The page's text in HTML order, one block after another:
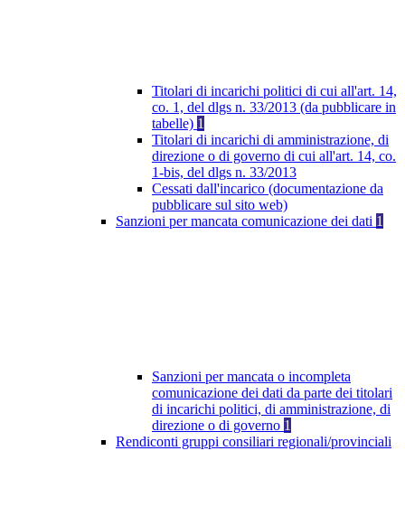
Titolari di incarichi politici di cui all'art. 14,
co. 1, del dlgs n. 33/2013 (da pubblicare in
tabelle) 1
Titolari di incarichi di amministrazione, di
direzione o di governo di cui all'art. 14, co.
1-bis, del dlgs n. 33/2013
Cessati dall'incarico (documentazione da
pubblicare sul sito web)
Sanzioni per mancata comunicazione dei dati 1
Sanzioni per mancata o incompleta
comunicazione dei dati da parte dei titolari
di incarichi politici, di amministrazione, di
direzione o di governo 1
Rendiconti gruppi consiliari regionali/provinciali